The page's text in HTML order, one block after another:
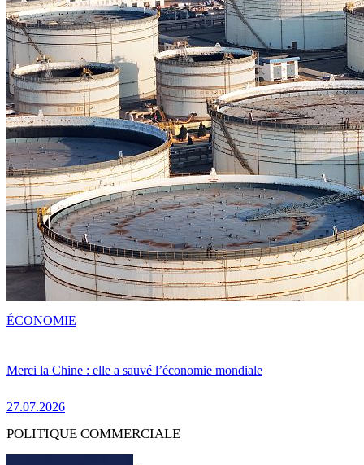
Merci la Chine : elle a sauvé l’économie mondiale
27.07.2026
ÉCONOMIE
POLITIQUE COMMERCIALE